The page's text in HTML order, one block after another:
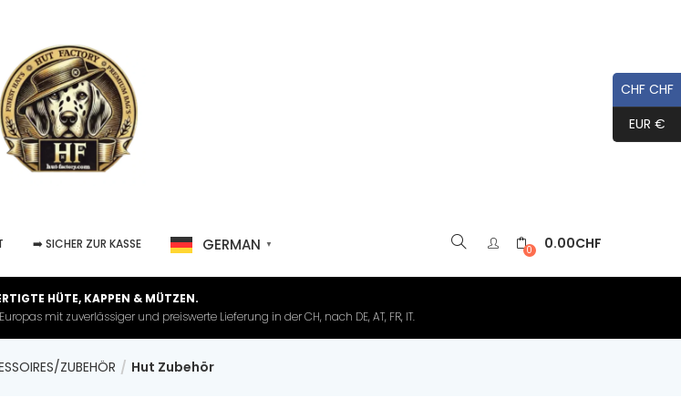
➡️ SICHER ZUR KASSE GERMAN ▼ 0 0.00CHF
HÜTE, KAPPEN & MÜTZEN.
mit zuverlässiger und preiswerte Lieferung in der CH, nach DE, AT, FR, IT.
ZUBEHÖR Hut Zubehör
CHF CHF
EUR €